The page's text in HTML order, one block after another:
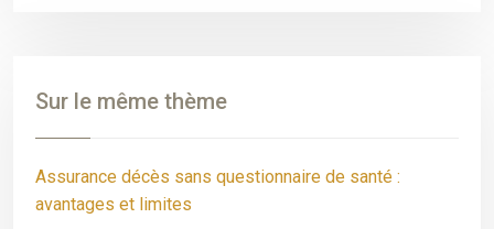
Sur le même thème
Assurance décès sans questionnaire de santé :
avantages et limites